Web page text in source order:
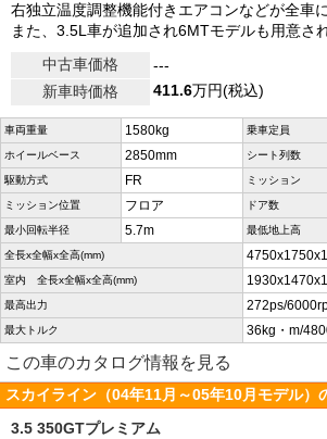
右独立温度調整機能付きエアコンなどが全車
また、3.5L車が追加され6MTモデルも用意さ
中古車価格
---
新車時価格
411.6万円(税込)
車両重量 1580kg 乗車定員
ホイールベース 2850mm シート列数
駆動方式 FR ミッション
ミッション位置 フロア ドア数
最小回転半径 5.7m 最低地上高
全長x全幅x全高(mm)
室内 全長x全幅x全高(mm)
最高出力 272ps/
最大トルク 36kg・m/
この車のカタログ情報を見る
スカイライン（04年11月～05年10月モデル）
3.5 350GTプレミアム